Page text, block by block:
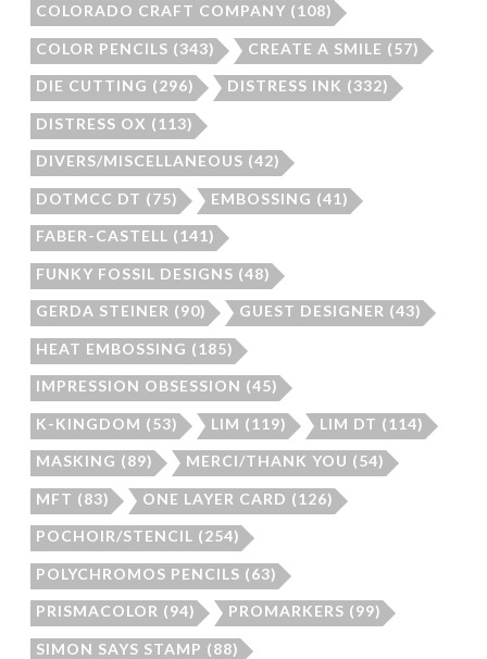
COLORADO CRAFT COMPANY (108)
COLOR PENCILS (343) CREATE A SMILE (57)
DIE CUTTING (296) DISTRESS INK (332)
DISTRESS OX (113)
DIVERS/MISCELLANEOUS (42)
DOTMCC DT (75) EMBOSSING (41)
FABER-CASTELL (141)
FUNKY FOSSIL DESIGNS (48)
GERDA STEINER (90) GUEST DESIGNER (43)
HEAT EMBOSSING (185)
IMPRESSION OBSESSION (45)
K-KINGDOM (53) LIM (119) LIM DT (114)
MASKING (89) MERCI/THANK YOU (54)
MFT (83) ONE LAYER CARD (126)
POCHOIR/STENCIL (254)
POLYCHROMOS PENCILS (63)
PRISMACOLOR (94) PROMARKERS (99)
SIMON SAYS STAMP (88)